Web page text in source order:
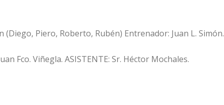
(Diego, Piero, Roberto, Rubén) Entrenador: Juan L. Simón.
Fco. Viñegla. ASISTENTE: Sr. Héctor Mochales.